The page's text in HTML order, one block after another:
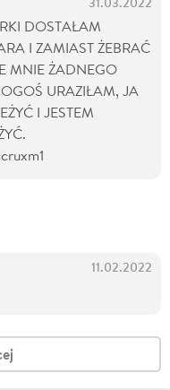
DOSTAŁAM
I ZAMIAST ŻEBRAĆ
MNIE ŻADNEGO
URAZIŁAM, JA
I JESTEM
11.02.2022